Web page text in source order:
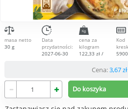
masa netto
30 g
Data
przydatności:
2027-06-30
cena za
kilogram
122,33 zł /
Kod
Cena:3,67zł